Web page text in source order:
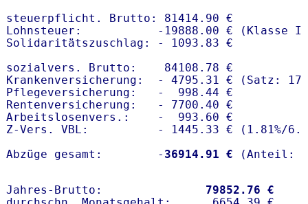
steuerpflicht. Brutto: 81414.90 €
Lohnsteuer:           -19888.00 € (Klasse I)
Solidaritätszuschlag: - 1093.83 €
sozialvers. Brutto:    84108.78 €
Krankenversicherung:  - 4795.31 € (Satz:
Pflegeversicherung:   -  998.44 €
Rentenversicherung:   - 7700.40 €
Arbeitslosenvers.:    -  993.60 €
Z-Vers. VBL:          - 1445.33 € ( 1.81%/
Abzüge gesamt:        - 36914.91 €
Jahres-Brutto: 79852.76 €